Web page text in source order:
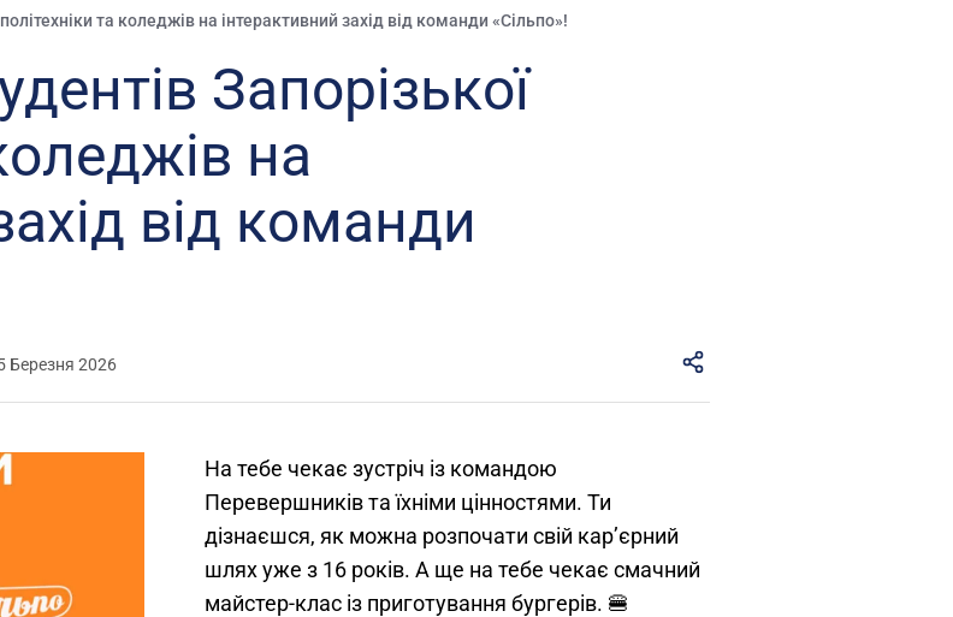
та коледжів на інтерактивний захід від команди «Сільпо»!
Запорізької
на
від команди
Березня 2026
На тебе чекає зустріч із командою
Перевершників та їхніми цінностями. Ти
дізнаєшся, як можна розпочати свій кар’єрний
шлях уже з 16 років. А ще на тебе чекає смачний
майстер-клас із приготування бургерів. 🍔